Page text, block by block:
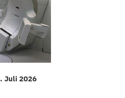
Juli 2026